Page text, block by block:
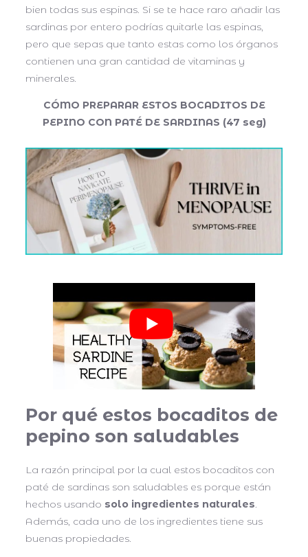
bien todas sus espinas. Si se te hace raro añadir las
sardinas por entero podrías quitarle las espinas,
pero que sepas que tanto estas como los órganos
contienen una gran cantidad de vitaminas y
minerales.
CÓMO PREPARAR ESTOS BOCADITOS DE
PEPINO CON PATÉ DE SARDINAS (47 seg)
Por qué estos bocaditos de
pepino son saludables
La razón principal por la cual estos bocaditos con
paté de sardinas son saludables es porque están
hechos usando solo ingredientes naturales
Además, cada uno de los ingredientes tiene sus
buenas propiedades.